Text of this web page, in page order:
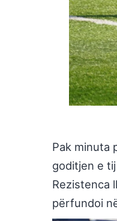
Pak minuta
goditjen e
Rezistenca
përfundoi